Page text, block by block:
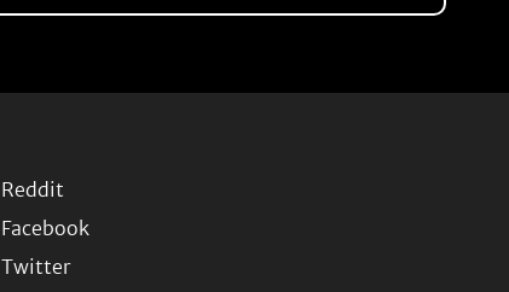
Reddit
Facebook
Twitter